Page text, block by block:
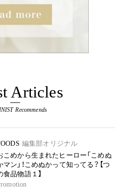
Articles
Recommends
編集部オリジナル
こめから生まれたヒーロー「こめぬ
マン」！こめぬかって知ってる？【つ
食品物語１】